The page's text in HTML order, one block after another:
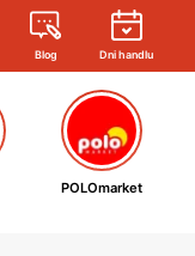
Blog Dni handlu
POLOmarket